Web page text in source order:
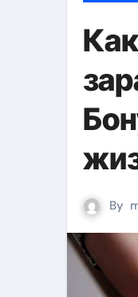
By